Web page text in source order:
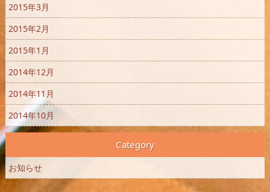
2015年3月
2015年2月
2015年1月
2014年12月
2014年11月
2014年10月
Category
お知らせ